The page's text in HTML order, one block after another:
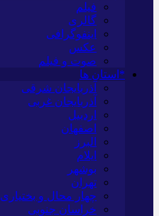
فیلم
گالری
اینفوگرافی
عکس
صوت و فیلم
*استان ها
آذربایجان شرقی
آذربایجان غربی
اردبیل
اصفهان
البرز
ایلام
بوشهر
تهران
چهار محال و بختیاری
خراسان جنوبی